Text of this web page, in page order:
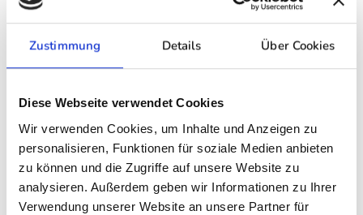
Zustimmung Details Über Cookies
Diese Webseite verwendet Cookies
Wir verwenden Cookies, um Inhalte und Anzeigen zu
personalisieren, Funktionen für soziale Medien anbieten
zu können und die Zugriffe auf unsere Website zu
analysieren. Außerdem geben wir Informationen zu Ihrer
Verwendung unserer Website an unsere Partner für
seine eigene Wahrheit und Perspektive.
Genau hier kommt dieMultiperspektivitätins
Spiel. Ich helfe euch, die Situation nicht nur aus
dieser verschiedenen Blickwinkel eröffnen sich
oft völlig neue Wege und Lösungen, die vorher
unvorstellbar schienen. Dabei geht es nicht um
Schuldzuweisungen, sondern um ein tiefes